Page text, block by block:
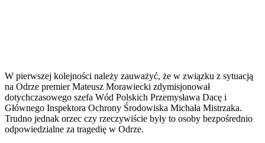
W pierwszej kolejności należy zauważyć, że w związku z sytuacją
na Odrze premier Mateusz Morawiecki zdymisjonował
dotychczasowego szefa Wód Polskich Przemysława Dacę i
Głównego Inspektora Ochrony Środowiska Michała Mistrzaka.
Trudno jednak orzec czy rzeczywiście były to osoby bezpośrednio
odpowiedzialne za tragedię w Odrze.